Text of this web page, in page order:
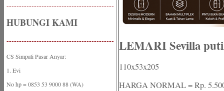
-------------------------------------------
HUBUNGI KAMI
-------------------------------------------
CS Simpati Pasar Anyar:
1. Evi
No hp = 0853 53 9000 88 (WA)
LEMARI Sevilla
110x53x205
HARGA NORMAL = Rp.